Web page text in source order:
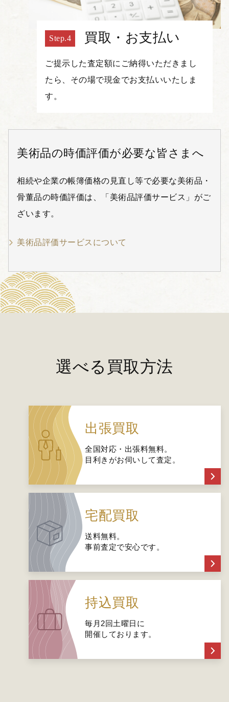
買取・お支払い
ご提示した査定額にご納得いただきまし
たら、その場で現金でお支払いいたしま
す。
美術品の時価評価が必要な皆さまへ
相続や企業の帳簿価格の見直し等で必要な美術品・
骨董品の時価評価は、「美術品評価サービス」がご
ざいます。
美術品評価サービスについて
選べる買取方法
出張買取
全国対応・出張料無料。
目利きがお伺いして査定。
宅配買取
送料無料。
事前査定で安心です。
持込買取
毎月2回土曜日に
開催しております。